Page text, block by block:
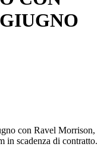
con Ravel Morrison,
in scadenza di contratto.